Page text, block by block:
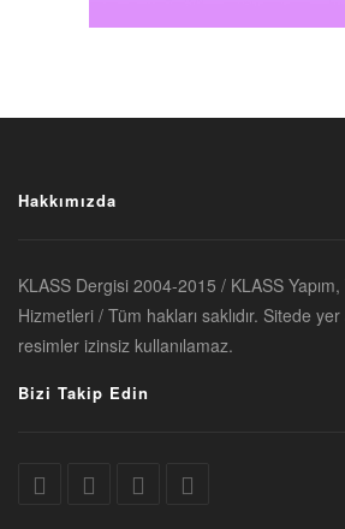
Hakkımızda
KLASS Dergisi 2004-2015 / KLASS
Hizmetleri / Tüm hakları saklıdır. Sitede
resimler izinsiz kullanılamaz.
Bizi Takip Edin